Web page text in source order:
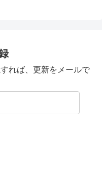
れば、更新をメールで